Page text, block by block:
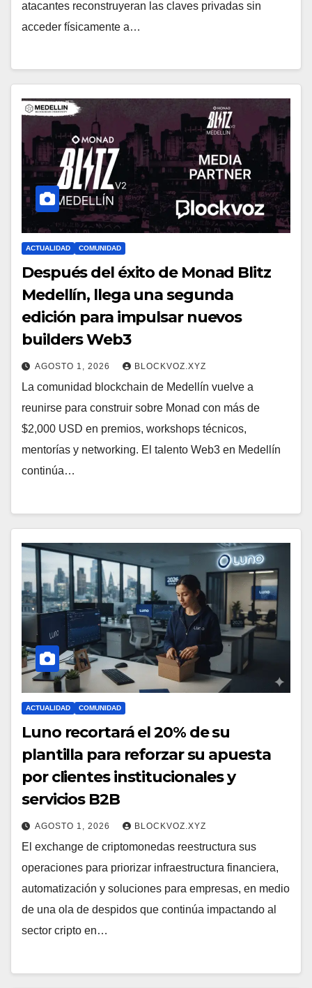
atacantes reconstruyeran las claves privadas sin
acceder físicamente a…
ACTUALIDAD COMUNIDAD
Después del éxito de Monad Blitz
Medellín, llega una segunda
edición para impulsar nuevos
builders Web3
AGOSTO 1, 2026 BLOCKVOZ.XYZ
La comunidad blockchain de Medellín vuelve a
reunirse para construir sobre Monad con más de
$2,000 USD en premios, workshops técnicos,
mentorías y networking. El talento Web3 en Medellín
continúa…
ACTUALIDAD COMUNIDAD
Luno recortará el 20% de su
plantilla para reforzar su apuesta
por clientes institucionales y
servicios B2B
AGOSTO 1, 2026 BLOCKVOZ.XYZ
El exchange de criptomonedas reestructura sus
operaciones para priorizar infraestructura financiera,
automatización y soluciones para empresas, en medio
de una ola de despidos que continúa impactando al
sector cripto en…